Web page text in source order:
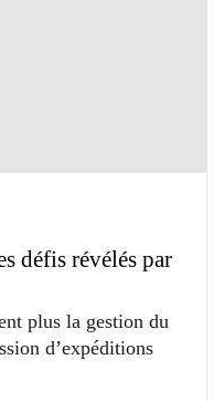
défis révélés par
plus la gestion du
d’expéditions